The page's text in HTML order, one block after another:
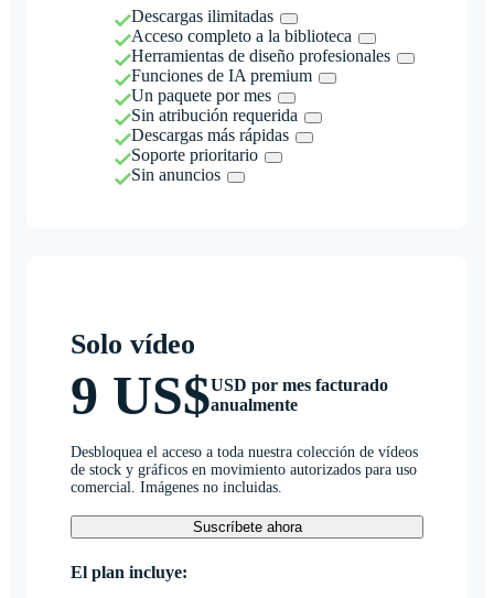
Descargas ilimitadas
Acceso completo a la biblioteca
Herramientas de diseño profesionales
Funciones de IA premium
Un paquete por mes
Sin atribución requerida
Descargas más rápidas
Soporte prioritario
Sin anuncios
Solo vídeo
9 US$USD por mes facturado
anualmente
Desbloquea el acceso a toda nuestra colección de vídeos
de stock y gráficos en movimiento autorizados para uso
comercial. Imágenes no incluidas.
Suscríbete ahora
El plan incluye: